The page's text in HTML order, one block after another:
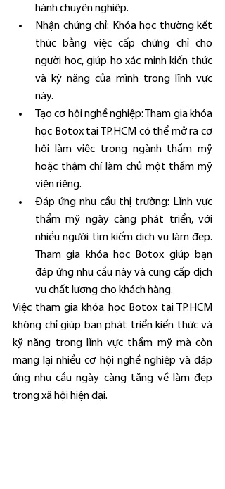
hành chuyên nghiệp.
Nhận chứng chỉ: Khóa học thường kết
thúc bằng việc cấp chứng chỉ cho
người học, giúp họ xác minh kiến thức
và kỹ năng của mình trong lĩnh vực
này.
Tạo cơ hội nghề nghiệp: Tham gia khóa
học Botox tại TP.HCM có thể mở ra cơ
hội làm việc trong ngành thẩm mỹ
hoặc thậm chí làm chủ một thẩm mỹ
viện riêng.
Đáp ứng nhu cầu thị trường: Lĩnh vực
thẩm mỹ ngày càng phát triển, với
nhiều người tìm kiếm dịch vụ làm đẹp.
Tham gia khóa học Botox giúp bạn
đáp ứng nhu cầu này và cung cấp dịch
vụ chất lượng cho khách hàng.
Việc tham gia khóa học Botox tại TP.HCM
không chỉ giúp bạn phát triển kiến thức và
kỹ năng trong lĩnh vực thẩm mỹ mà còn
mang lại nhiều cơ hội nghề nghiệp và đáp
ứng nhu cầu ngày càng tăng về làm đẹp
trong xã hội hiện đại.